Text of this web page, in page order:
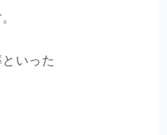
いった